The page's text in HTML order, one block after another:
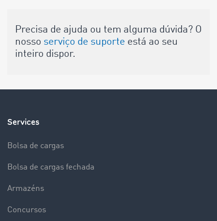
Precisa de ajuda ou tem alguma dúvida? O
nosso serviço de suporte está ao seu
inteiro dispor.
Services
Bolsa de cargas
Bolsa de cargas fechada
Armazéns
Concursos